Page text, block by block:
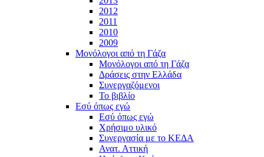
2012
2011
2010
2009
Μονόλογοι από τη Γάζα
Μονόλογοι από τη Γάζα
Δράσεις στην Ελλάδα
Συνεργαζόμενοι
To βιβλίο
Εσύ όπως εγώ
Εσύ όπως εγώ
Χρήσιμο υλικό
Συνεργασία με το ΚΕΔΑ
Ανατ. Αττική